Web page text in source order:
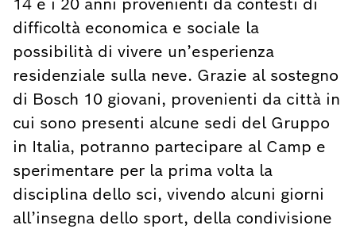
difficoltà economica e sociale la
possibilità di vivere un’esperienza
residenziale sulla neve. Grazie al sostegno
di Bosch 10 giovani, provenienti da città in
cui sono presenti alcune sedi del Gruppo
in Italia, potranno partecipare al Camp e
sperimentare per la prima volta la
disciplina dello sci, vivendo alcuni giorni
all’insegna dello sport, della condivisione